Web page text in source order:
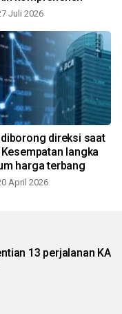
Juli 2026
diborong direksi saat
langka
harga terbang
April 2026
13 perjalanan KA